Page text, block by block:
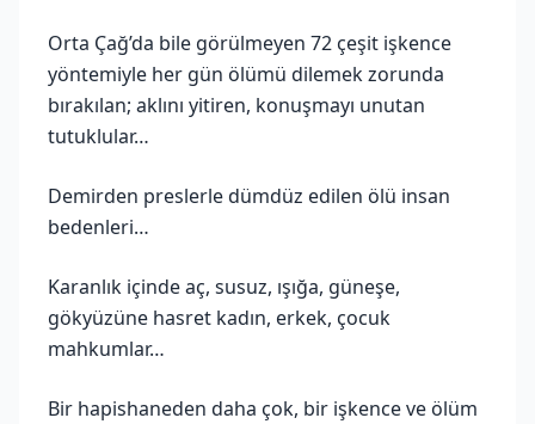
Orta Çağ’da bile görülmeyen 72 çeşit işkence
yöntemiyle her gün ölümü dilemek zorunda
bırakılan; aklını yitiren, konuşmayı unutan
tutuklular…
Demirden preslerle dümdüz edilen ölü insan
bedenleri…
Karanlık içinde aç, susuz, ışığa, güneşe,
gökyüzüne hasret kadın, erkek, çocuk
mahkumlar…
Bir hapishaneden daha çok, bir işkence ve ölüm